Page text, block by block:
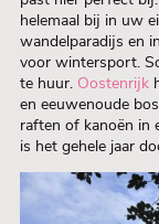
helemaal bij in uw
wandelparadijs en
voor wintersport.
te huur. Oostenrijk
en eeuwenoude
raften of kanoën in
is het gehele jaar